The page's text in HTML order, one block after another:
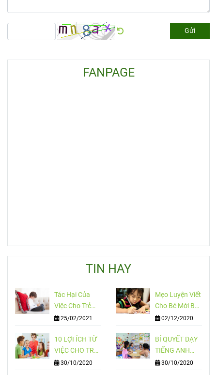
Gửi
FANPAGE
TIN HAY
Tác Hại Của
Việc Cho Trẻ
Chơi Điện Thoại
25/02/2021
Mẹo Luyện Viết
Cho Bé Mới Bắt
Đầu
02/12/2020
10 LỢI ÍCH TỪ
VIỆC CHO TRẺ
HỌC NGOẠI
30/10/2020
BÍ QUYẾT DẠY
TIẾNG ANH
CHO TRẺ EM
30/10/2020